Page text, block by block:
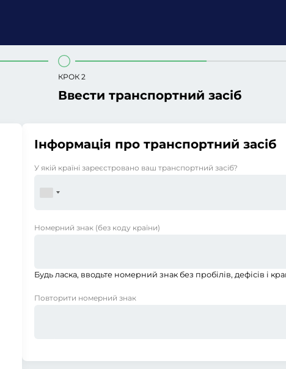
КРОК 2
Ввести транспортний засіб
Інформація про транспортний засіб
У якій країні зареєстровано ваш транспортний засіб?
Номерний знак (без коду країни)
Будь ласка, вводьте номерний знак без пробілів, дефісів і
Повторити номерний знак